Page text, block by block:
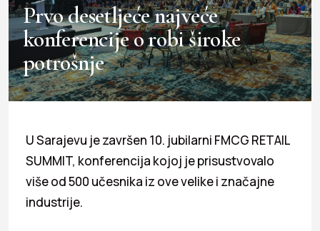
Prvo desetljeće najveće
konferencije o robi široke
potrošnje
U Sarajevu je završen 10. jubilarni FMCG RETAIL
SUMMIT, konferencija kojoj je prisustvovalo
više od 500 učesnika iz ove velike i značajne
industrije.